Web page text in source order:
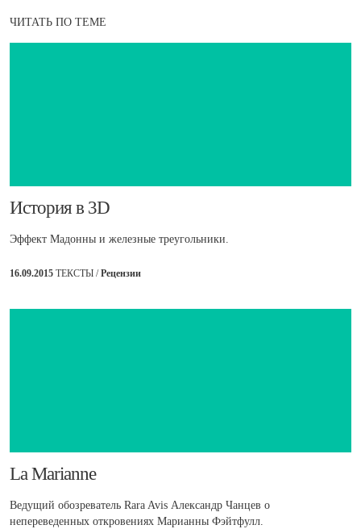
ЧИТАТЬ ПО ТЕМЕ
История в 3D
Эффект Мадонны и железные треугольники.
16.09.2015 ТЕКСТЫ /Рецензии
​La Marianne
Ведущий обозреватель Rara Avis Александр Чанцев о
непереведенных откровениях Марианны Фэйтфулл.